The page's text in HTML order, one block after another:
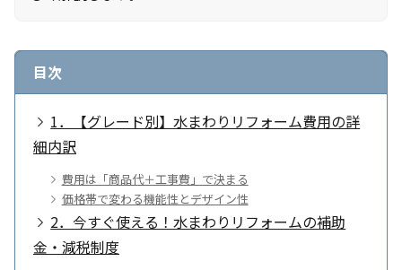
目次
1．【グレード別】水まわりリフォーム費用の詳
細内訳
費用は「商品代＋工事費」で決まる
価格帯で変わる機能性とデザイン性
2．今すぐ使える！水まわりリフォームの補助
金・減税制度